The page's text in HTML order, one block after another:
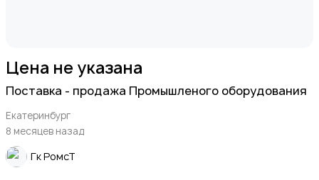
Цена не указана
Поставка - продажа Промышленого оборудования
Екатеринбург
8 месяцев назад
Гк РомсТ